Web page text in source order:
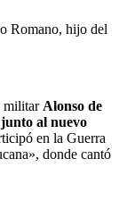
Romano, hijo del
militar Alonso de
al nuevo
en la Guerra
donde cantó